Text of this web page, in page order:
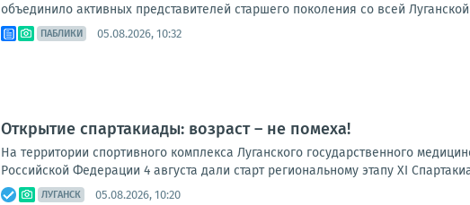
объединило активных представителей старшего поколения со всей
ПАБЛИКИ 05.08.2026, 10:32
Открытие спартакиады: возраст – не помеха!
На территории спортивного комплекса Луганского государственного
Российской Федерации 4 августа дали старт региональному этапу XI
ЛУГАНСК 05.08.2026, 10:20